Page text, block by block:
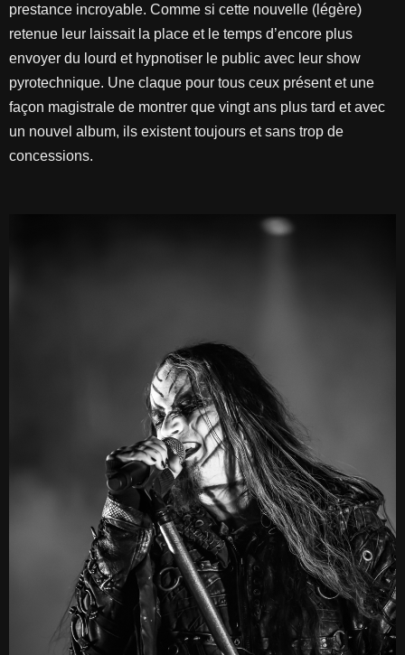
prestance incroyable. Comme si cette nouvelle (légère)
retenue leur laissait la place et le temps d’encore plus
envoyer du lourd et hypnotiser le public avec leur show
pyrotechnique. Une claque pour tous ceux présent et une
façon magistrale de montrer que vingt ans plus tard et avec
un nouvel album, ils existent toujours et sans trop de
concessions.